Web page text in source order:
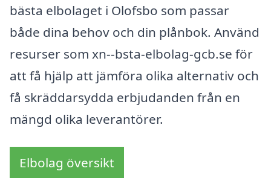
bästa elbolaget i Olofsbo som passar
både dina behov och din plånbok. Använd
resurser som xn--bsta-elbolag-gcb.se för
att få hjälp att jämföra olika alternativ och
få skräddarsydda erbjudanden från en
mängd olika leverantörer.
Elbolag översikt